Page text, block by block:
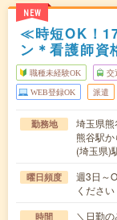
NEW
≪時短OK！
ン＊看護師資
職種未経験OK 交
WEB登録OK 派遣
勤務地
埼玉県熊
熊谷駅
(埼玉県)
曜日頻度
週3日～
ください
時間
＼日勤